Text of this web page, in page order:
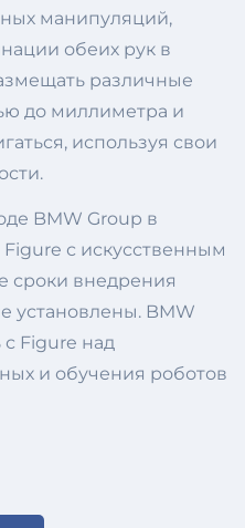
манипуляций,
обеих рук в
различные
до миллиметра и
используя свои
BMW Group в
с искусственным
сроки внедрения
установлены. BMW
Figure над
и обучения роботов